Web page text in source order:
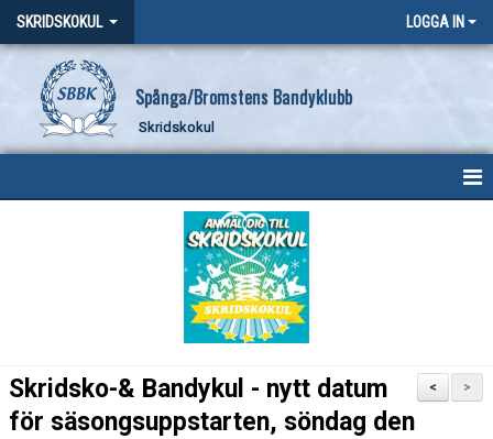
SKRIDSKOKUL LOGGA IN
Spånga/Bromstens Bandyklubb
Skridskokul
BILDGALLERI
>
<
Skridsko-& Bandykul - nytt datum
för säsongsuppstarten, söndag den